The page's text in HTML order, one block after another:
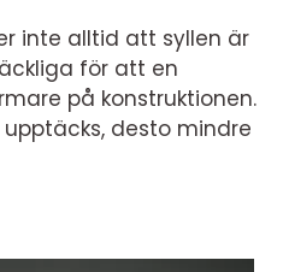
inte alltid att syllen är
för att en
på konstruktionen.
desto mindre